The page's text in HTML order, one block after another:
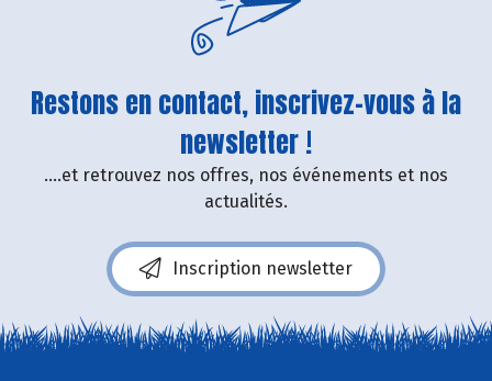
Restons en contact, inscrivez-vous à la
newsletter !
....et retrouvez nos offres, nos événements et nos
actualités.
Inscription newsletter